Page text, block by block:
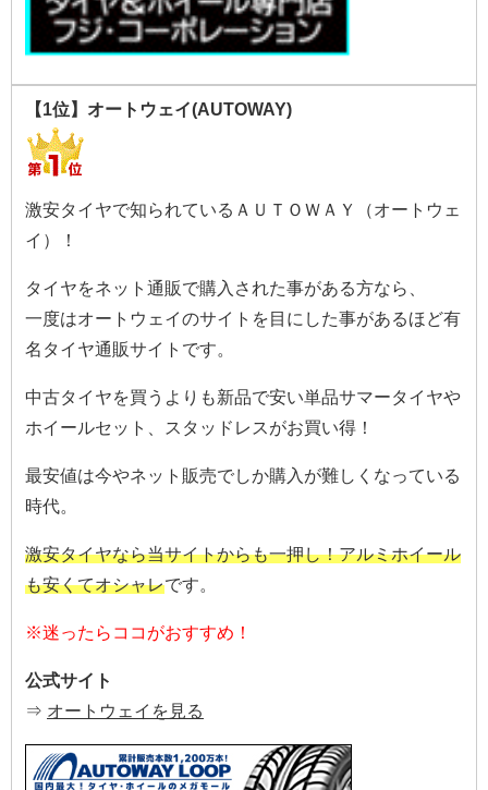
【1位】オートウェイ(AUTOWAY)
激安タイヤで知られているＡＵＴＯＷＡＹ（オートウェ
イ）！
タイヤをネット通販で購入された事がある方なら、
一度はオートウェイのサイトを目にした事があるほど有
名タイヤ通販サイトです。
中古タイヤを買うよりも新品で安い単品サマータイヤや
ホイールセット、スタッドレスがお買い得！
最安値は今やネット販売でしか購入が難しくなっている
時代。
激安タイヤなら当サイトからも一押し！アルミホイール
も安くてオシャレです。
※迷ったらココがおすすめ！
公式サイト
⇒ オートウェイを見る